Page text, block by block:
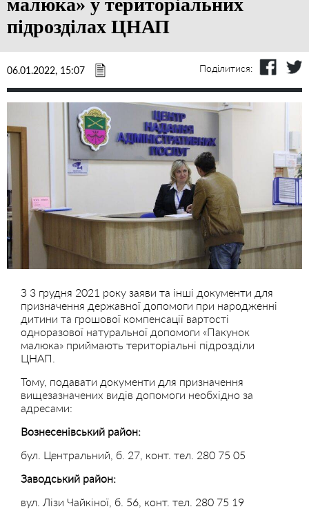
малюка» у територіальних
підрозділах ЦНАП
06.01.2022, 15:07 Поділитися:
З 3 грудня 2021 року заяви та інші документи для
призначення державної допомоги при народженні
дитини та грошової компенсації вартості
одноразової натуральної допомоги «Пакунок
малюка» приймають територіальні підрозділи
ЦНАП.
Тому, подавати документи для призначення
вищезазначених видів допомоги необхідно за
адресами:
Вознесенівський район:
бул. Центральний, б. 27, конт. тел. 280 75 05
Заводський район:
вул. Лізи Чайкіної, б. 56, конт. тел. 280 75 19